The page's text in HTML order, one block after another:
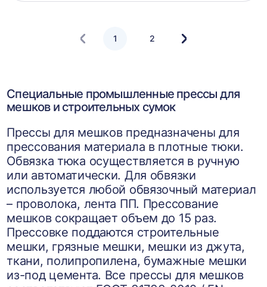
1 2
Следующая
Специальные промышленные прессы для
мешков и строительных сумок
Прессы для мешков предназначены для
прессования материала в плотные тюки.
Обвязка тюка осуществляется в ручную
или автоматически. Для обвязки
используется любой обвязочный материал
– проволока, лента ПП. Прессование
мешков сокращает объем до 15 раз.
Прессовке поддаются строительные
мешки, грязные мешки, мешки из джута,
ткани, полипропилена, бумажные мешки
из-под цемента. Все прессы для мешков